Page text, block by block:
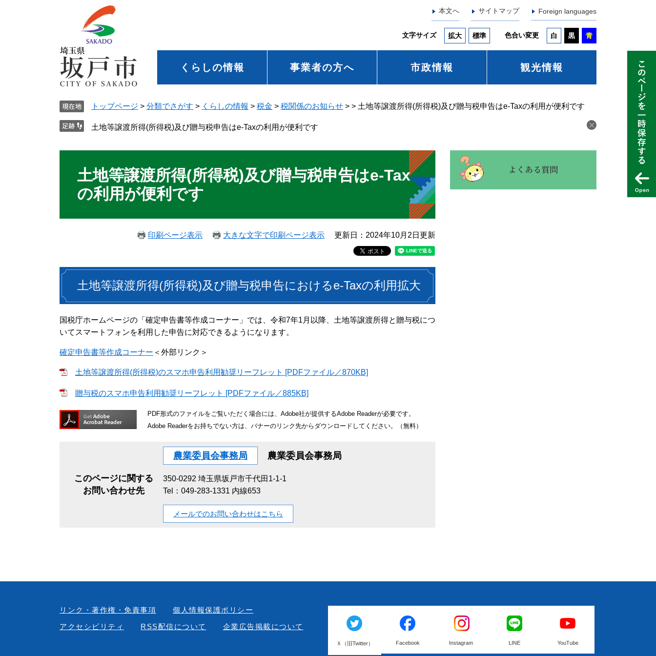
本文へ サイトマップ Foreign languages
文字サイズ 拡大 標準 色合い変更 白 黒 青
くらしの情報 事業者の方へ 市政情報 観光情報
トップページ > 分類でさがす > くらしの情報 > 税金 > 税関係のお知らせ > > 土地等譲渡所得(所得税)及び贈与税申告はe-Taxの利用が便利です
土地等譲渡所得(所得税)及び贈与税申告はe-Taxの利用が便利です
土地等譲渡所得(所得税)及び贈与税申告はe-Tax
の利用が便利です
印刷ページ表示 大きな文字で印刷ページ表示 更新日：2024年10月2日更新
土地等譲渡所得(所得税)及び贈与税申告におけるe-Taxの利用拡大
国税庁ホームページの「確定申告書等作成コーナー」では、令和7年1月以降、土地等譲渡所得と贈与税につ
いてスマートフォンを利用した申告に対応できるようになります。
確定申告書等作成コーナー ＜外部リンク＞
土地等譲渡所得(所得税)のスマホ申告利用勧奨リーフレット [PDFファイル／870KB]
贈与税のスマホ申告利用勧奨リーフレット [PDFファイル／885KB]
PDF形式のファイルをご覧いただく場合には、Adobe社が提供するAdobe Readerが必要です。
Adobe Readerをお持ちでない方は、バナーのリンク先からダウンロードしてください。（無料）
このページに関する
お問い合わせ先
農業委員会事務局 農業委員会事務局
350-0292 埼玉県坂戸市千代田1-1-1
Tel：049-283-1331 内線653
メールでのお問い合わせはこちら
リンク・著作権・免責事項
個人情報保護ポリシー
アクセシビリティ
RSS配信について 企業広告掲載について
Ｘ（旧Twitter） Facebook Instagram LINE YouTube